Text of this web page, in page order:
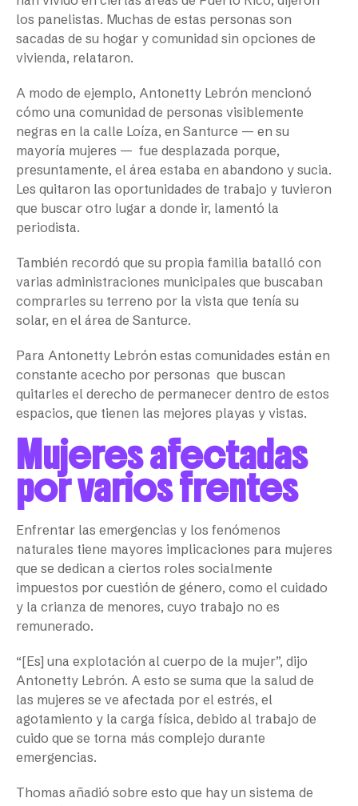
los panelistas. Muchas de estas personas son
sacadas de su hogar y comunidad sin opciones de
vivienda, relataron.
A modo de ejemplo, Antonetty Lebrón mencionó
cómo una comunidad de personas visiblemente
negras en la calle Loíza, en Santurce — en su
mayoría mujeres — fue desplazada porque,
presuntamente, el área estaba en abandono y sucia.
Les quitaron las oportunidades de trabajo y tuvieron
que buscar otro lugar a donde ir, lamentó la
periodista.
También recordó que su propia familia batalló con
varias administraciones municipales que buscaban
comprarles su terreno por la vista que tenía su
solar, en el área de Santurce.
Para Antonetty Lebrón estas comunidades están en
constante acecho por personas que buscan
quitarles el derecho de permanecer dentro de estos
espacios, que tienen las mejores playas y vistas.
Mujeres afectadas
por varios frentes
Enfrentar las emergencias y los fenómenos
naturales tiene mayores implicaciones para mujeres
que se dedican a ciertos roles socialmente
impuestos por cuestión de género, como el cuidado
y la crianza de menores, cuyo trabajo no es
remunerado.
“[Es] una explotación al cuerpo de la mujer”, dijo
Antonetty Lebrón. A esto se suma que la salud de
las mujeres se ve afectada por el estrés, el
agotamiento y la carga física, debido al trabajo de
cuido que se torna más complejo durante
emergencias.
Thomas añadió sobre esto que hay un sistema de